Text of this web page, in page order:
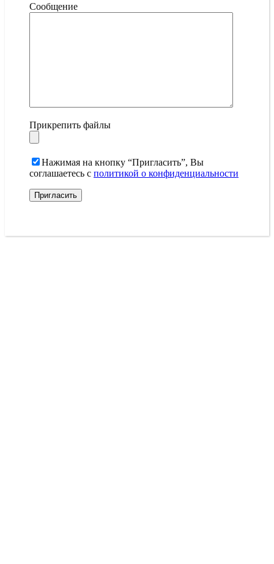
Сообщение
Прикрепить файлы
Нажимая на кнопку “Пригласить”, Вы
соглашаетесь с политикой о конфиденциальности